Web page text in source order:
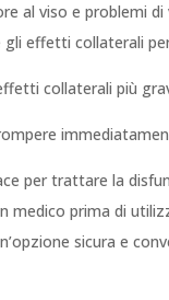
al viso e problemi
effetti collaterali
collaterali più
per trattare la
medico prima di
sicura e